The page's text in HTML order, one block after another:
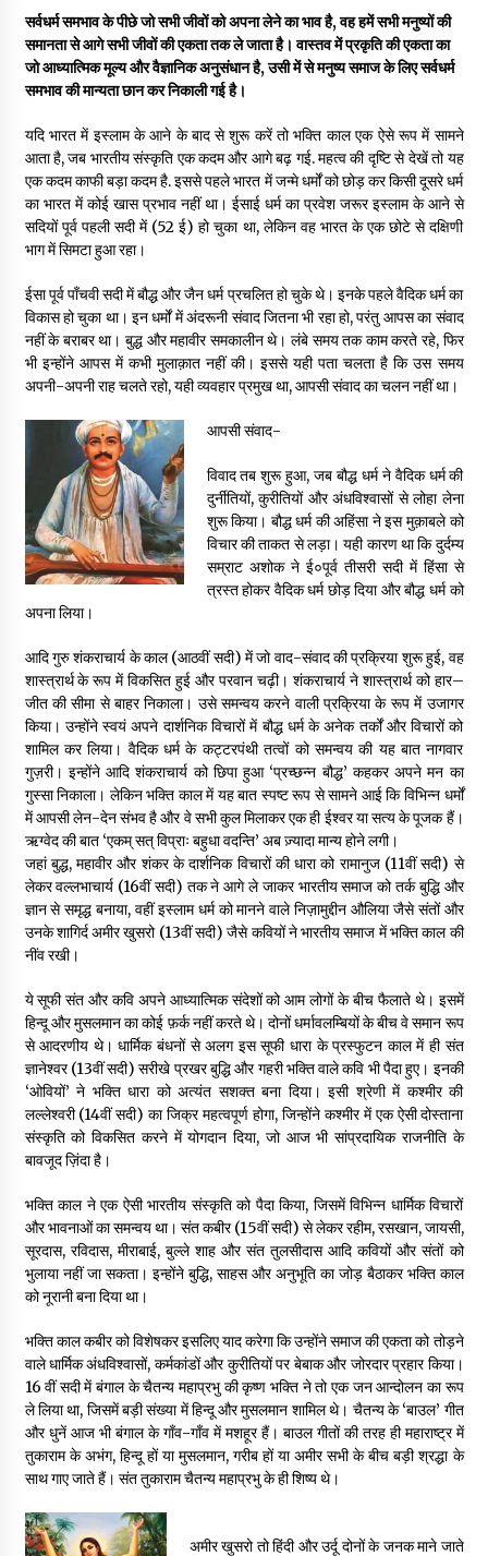
डॉक्टर अंबेडकर सामाजिक नवजागरण के अग्रदूत थे
3 years ago
सर्व सेवा संघ मुख्यालय में मनाई गई ज्योति बा फुले जयंती
3 years ago
3 years ago
चाइनीज मस्ट गो
3 years ago
गांधी के रास्ते ही वैश्विक समस्याओं का समाधान सम्भव
3 years ago
पीवी राजगोपाल को जापान का निवानो शांति पुरस्कार
3 years ago
3 years ago
राष्ट्रीय आन्दोलन में भाषाओं की भूमिका पर एक जरूरी दस्तावेज
3 years ago
यह समझना ज़्यादा ज़रूरी कि किसको सत्ता में नहीं आना चाहिए
3 years ago
कुमार प्रशांत को मातृशोक
सर्वधर्म समभाव के पीछे जो सभी जीवों को अपना लेने का भाव है, वह हमें सभी मनुष्यों की
समानता से आगे सभी जीवों की एकता तक ले जाता है। वास्तव में प्रकृति की एकता का
जो आध्यात्मिक मूल्य और वैज्ञानिक अनुसंधान है, उसी में से मनुष्य समाज के लिए सर्वधर्म
समभाव की मान्यता छान कर निकाली गई है।
यदि भारत में इस्लाम के आने के बाद से शुरू करें तो भक्ति काल एक ऐसे रूप में सामने
आता है, जब भारतीय संस्कृति एक कदम और आगे बढ़ गई. महत्व की दृष्टि से देखें तो यह
एक कदम काफी बड़ा कदम है. इससे पहले भारत में जन्मे धर्मों को छोड़ कर किसी दूसरे धर्म
का भारत में कोई खास प्रभाव नहीं था। ईसाई धर्म का प्रवेश जरूर इस्लाम के आने से
सदियों पूर्व पहली सदी में (52 ई) हो चुका था, लेकिन वह भारत के एक छोटे से दक्षिणी
भाग में सिमटा हुआ रहा।
ईसा पूर्व पाँचवी सदी में बौद्ध और जैन धर्म प्रचलित हो चुके थे। इनके पहले वैदिक धर्म का
विकास हो चुका था। इन धर्मों में अंदरूनी संवाद जितना भी रहा हो, परंतु आपस का संवाद
नहीं के बराबर था। बुद्ध और महावीर समकालीन थे। लंबे समय तक काम करते रहे, फिर
भी इन्होंने आपस में कभी मुलाक़ात नहीं की। इससे यही पता चलता है कि उस समय
अपनी-अपनी राह चलते रहो, यही व्यवहार प्रमुख था, आपसी संवाद का चलन नहीं था।
आपसी संवाद-
विवाद तब शुरू हुआ, जब बौद्ध धर्म ने वैदिक धर्म की
दुर्नीतियों, कुरीतियों और अंधविश्वासों से लोहा लेना
शुरू किया। बौद्ध धर्म की अहिंसा ने इस मुक़ाबले को
विचार की ताकत से लड़ा। यही कारण था कि दुर्दम्य
सम्राट अशोक ने ई०पूर्व तीसरी सदी में हिंसा से
त्रस्त होकर वैदिक धर्म छोड़ दिया और बौद्ध धर्म को
अपना लिया।
आदि गुरु शंकराचार्य के काल (आठवीं सदी) में जो वाद-संवाद की प्रक्रिया शुरू हुई, वह
शास्त्रार्थ के रूप में विकसित हुई और परवान चढ़ी। शंकराचार्य ने शास्त्रार्थ को हार–
जीत की सीमा से बाहर निकाला। उसे समन्वय करने वाली प्रक्रिया के रूप में उजागर
किया। उन्होंने स्वयं अपने दार्शनिक विचारों में बौद्ध धर्म के अनेक तर्कों और विचारों को
शामिल कर लिया। वैदिक धर्म के कट्टरपंथी तत्वों को समन्वय की यह बात नागवार
गुज़री। इन्होंने आदि शंकराचार्य को छिपा हुआ ‘प्रच्छन्न बौद्ध’ कहकर अपने मन का
गुस्सा निकाला। लेकिन भक्ति काल में यह बात स्पष्ट रूप से सामने आई कि विभिन्न धर्मों
में आपसी लेन-देन संभव है और वे सभी कुल मिलाकर एक ही ईश्वर या सत्य के पूजक हैं।
ऋग्वेद की बात ‘एकम् सत् विप्राः बहुधा वदन्ति’ अब ज़्यादा मान्य होने लगी।
जहां बुद्ध, महावीर और शंकर के दार्शनिक विचारों की धारा को रामानुज (11वीं सदी) से
लेकर वल्लभाचार्य (16वीं सदी) तक ने आगे ले जाकर भारतीय समाज को तर्क बुद्धि और
ज्ञान से समृद्ध बनाया, वहीं इस्लाम धर्म को मानने वाले निज़ामुद्दीन औलिया जैसे संतों और
उनके शागिर्द अमीर खुसरो (13वीं सदी) जैसे कवियों ने भारतीय समाज में भक्ति काल की
नींव रखी।
ये सूफी संत और कवि अपने आध्यात्मिक संदेशों को आम लोगों के बीच फैलाते थे। इसमें
हिन्दू और मुसलमान का कोई फ़र्क नहीं करते थे। दोनों धर्मावलम्बियों के बीच वे समान रूप
से आदरणीय थे। धार्मिक बंधनों से अलग इस सूफी धारा के प्रस्फुटन काल में ही संत
ज्ञानेश्वर (13वीं सदी) सरीखे प्रखर बुद्धि और गहरी भक्ति वाले कवि भी पैदा हुए। इनकी
‘ओवियों’ ने भक्ति धारा को अत्यंत सशक्त बना दिया। इसी श्रेणी में कश्मीर की
लल्लेश्वरी (14वीं सदी) का जिक्र महत्वपूर्ण होगा, जिन्होंने कश्मीर में एक ऐसी दोस्ताना
संस्कृति को विकसित करने में योगदान दिया, जो आज भी सांप्रदायिक राजनीति के
बावजूद ज़िंदा है।
भक्ति काल ने एक ऐसी भारतीय संस्कृति को पैदा किया, जिसमें विभिन्न धार्मिक विचारों
और भावनाओं का समन्वय था। संत कबीर (15वीं सदी) से लेकर रहीम, रसखान, जायसी,
सूरदास, रविदास, मीराबाई, बुल्ले शाह और संत तुलसीदास आदि कवियों और संतों को
भुलाया नहीं जा सकता। इन्होंने बुद्धि, साहस और अनुभूति का जोड़ बैठाकर भक्ति काल
को नूरानी बना दिया था।
भक्ति काल कबीर को विशेषकर इसलिए याद करेगा कि उन्होंने समाज की एकता को तोड़ने
वाले धार्मिक अंधविश्वासों, कर्मकांडों और कुरीतियों पर बेबाक और जोरदार प्रहार किया।
16 वीं सदी में बंगाल के चैतन्य महाप्रभु की कृष्ण भक्ति ने तो एक जन आन्दोलन का रूप
ले लिया था, जिसमें बड़ी संख्या में हिन्दू और मुसलमान शामिल थे। चैतन्य के ‘बाउल’ गीत
और धुनें आज भी बंगाल के गाँव-गाँव में मशहूर हैं। बाउल गीतों की तरह ही महाराष्ट्र में
तुकाराम के अभंग, हिन्दू हों या मुसलमान, गरीब हों या अमीर सभी के बीच बड़ी श्रद्धा के
साथ गाए जाते हैं। संत तुकाराम चैतन्य महाप्रभु के ही शिष्य थे।
अमीर खुसरो तो हिंदी और उर्दू दोनों के जनक माने जाते